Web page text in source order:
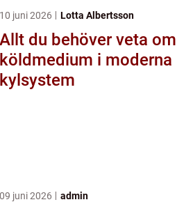
10 juni 2026 Lotta Albertsson
Allt du behöver veta om
köldmedium i moderna
kylsystem
09 juni 2026 admin